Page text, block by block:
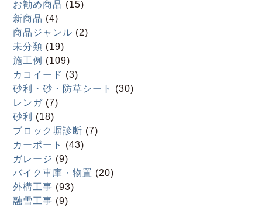
お勧め商品 (15)
新商品 (4)
商品ジャンル (2)
未分類 (19)
施工例 (109)
カコイード (3)
砂利・砂・防草シート
(30)
レンガ (7)
砂利
(18)
ブロック塀診断 (7)
カーポート
(43)
ガレージ (9)
バイク車庫・物置 (20)
外構工事 (93)
融雪工事 (9)